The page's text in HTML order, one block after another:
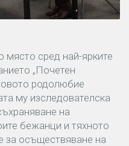
място сред най-ярките
„Почетен
родолюбие
му изследователска
на
бежанци и тяхното
за осъществяване на